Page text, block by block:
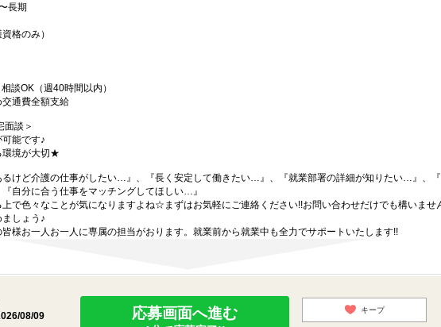
長期
格のみ）
談OK（週40時間以内）
通費全額支給
面談＞
能です♪
環境が大切★
るけど介護の仕事がしたい…』、『長く安定して働きたい…』、『就業部署の詳細が知りたい…』、
自分に合う仕事をマッチングしてほしい…』
上で色々なことが気になりますよね☆まずはお気軽にご連絡ください!!お問い合わせだけでも構いませ
しょう♪
様お一人お一人に専属の担当がおります。就業前から就業中も全力でサポートいたします!!
08/09
応募画面へ進む キープ